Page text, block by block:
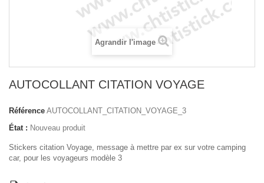
Agrandir l'image
AUTOCOLLANT CITATION VOYAGE
Référence AUTOCOLLANT_CITATION_VOYAGE_3
État : Nouveau produit
Stickers citation Voyage, message à mettre par ex sur votre camping
car, pour les voyageurs modèle 3